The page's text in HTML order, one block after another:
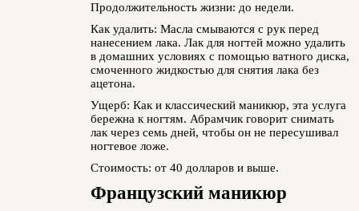
Продолжительность жизни: до недели.
Как удалить: Масла смываются с рук перед
нанесением лака. Лак для ногтей можно удалить
в домашних условиях с помощью ватного диска,
смоченного жидкостью для снятия лака без
ацетона.
Ущерб: Как и классический маникюр, эта услуга
бережна к ногтям. Абрамчик говорит снимать
лак через семь дней, чтобы он не пересушивал
ногтевое ложе.
Стоимость: от 40 долларов и выше.
Французский маникюр